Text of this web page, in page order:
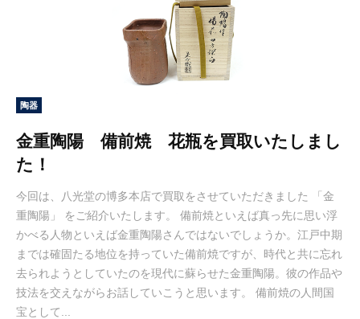
陶器
金重陶陽 備前焼 花瓶を買取いたしまし
た！
今回は、八光堂の博多本店で買取をさせていただきました 「金
重陶陽」 をご紹介いたします。 備前焼といえば真っ先に思い浮
かべる人物といえば金重陶陽さんではないでしょうか。江戸中期
までは確固たる地位を持っていた備前焼ですが、時代と共に忘れ
去られようとしていたのを現代に蘇らせた金重陶陽。彼の作品や
技法を交えながらお話していこうと思います。 備前焼の人間国
宝として...